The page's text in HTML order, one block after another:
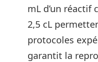
mL d’un réactif
2,5 cL
protocoles
garantit la